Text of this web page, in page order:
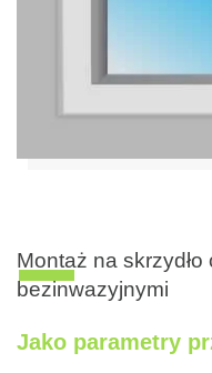
Montaż na
bezinwazyjnymi
Jako parametry